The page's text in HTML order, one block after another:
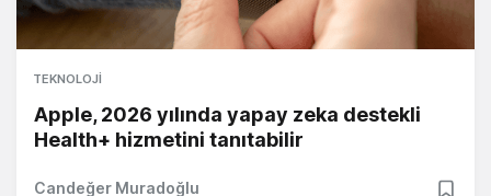
TEKNOLOJI
Apple, 2026 yılında yapay zeka destekli
Health+ hizmetini tanıtabilir
Candeğer Muradoğlu